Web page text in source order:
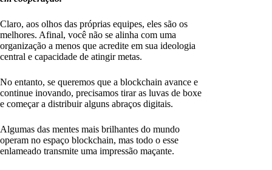
Claro, aos olhos das próprias equipes, eles são os
melhores. Afinal, você não se alinha com uma
organização a menos que acredite em sua ideologia
central e capacidade de atingir metas.
No entanto, se queremos que a blockchain avance e
continue inovando, precisamos tirar as luvas de boxe
e começar a distribuir alguns abraços digitais.
Algumas das mentes mais brilhantes do mundo
operam no espaço blockchain, mas todo o esse
enlameado transmite uma impressão maçante.